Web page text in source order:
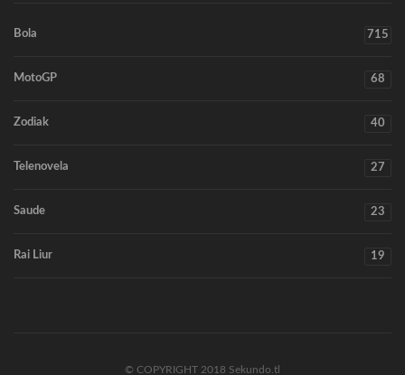
Bola 715
MotoGP 68
Zodiak 40
Telenovela 27
Saude 23
Rai Liur 19
© COPYRIGHT 2018 Sekundo.tl